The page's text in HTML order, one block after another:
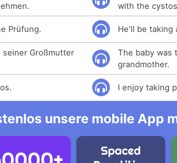
with the
Prüfung. He'll be taking
seiner Großmutter
The baby was
grandmother.
I enjoy taking
unsere mobile App